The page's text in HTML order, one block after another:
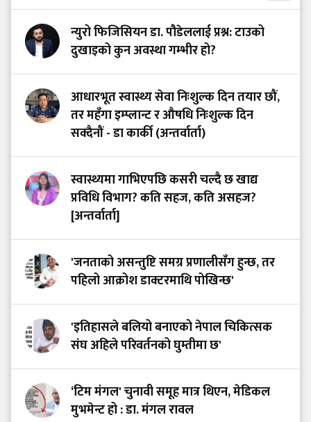
न्युरो फिजिसियन डा. पौडेललाई प्रश्न: टाउको
दुखाइको कुन अवस्था गम्भीर हो?
आधारभूत स्वास्थ्य सेवा निःशुल्क दिन तयार छौं,
तर महँगा इम्प्लान्ट र औषधि निःशुल्क दिन
सक्दैनौं - डा कार्की (अन्तर्वार्ता)
स्वास्थ्यमा गाभिएपछि कसरी चल्दै छ खाद्य
प्रविधि विभाग? कति सहज, कति असहज?
[अन्तर्वार्ता]
'जनताको असन्तुष्टि समग्र प्रणालीसँग हुन्छ, तर
पहिलो आक्रोश डाक्टरमाथि पोखिन्छ'
'इतिहासले बलियो बनाएको नेपाल चिकित्सक
संघ अहिले परिवर्तनको घुम्तीमा छ'
‘टिम मंगल' चुनावी समूह मात्र थिएन, मेडिकल
मुभमेन्ट हो : डा. मंगल रावल